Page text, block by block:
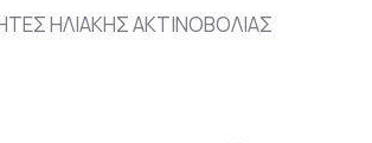
ΗΛΙΑΚΗΣ ΑΚΤΙΝΟΒΟΛΙΑΣ